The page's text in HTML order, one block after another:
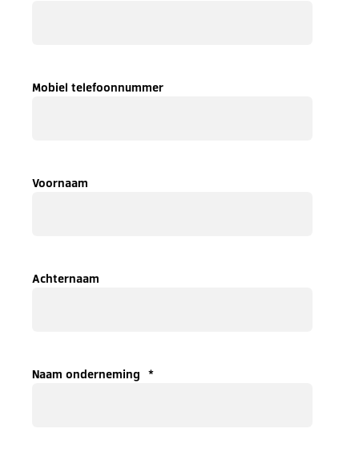
Mobiel telefoonnummer
Voornaam
Achternaam
Naam onderneming *